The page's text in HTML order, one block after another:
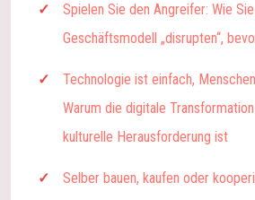
Spielen Sie den Angreifer: Wie
Geschäftsmodell „disrupten“,
Technologie ist einfach,
Warum die digitale
kulturelle Herausforderung ist
Selber bauen, kaufen oder